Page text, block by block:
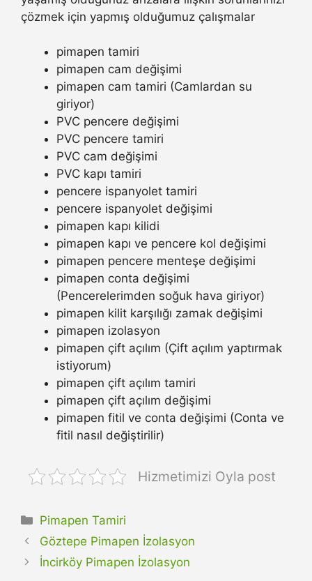
çözmek için yapmış olduğumuz çalışmalar
pimapen tamiri
pimapen cam değişimi
pimapen cam tamiri (Camlardan su
giriyor)
PVC pencere değişimi
PVC pencere tamiri
PVC cam değişimi
PVC kapı tamiri
pencere ispanyolet tamiri
pencere ispanyolet değişimi
pimapen kapı kilidi
pimapen kapı ve pencere kol değişimi
pimapen pencere menteşe değişimi
pimapen conta değişimi
(Pencerelerimden soğuk hava giriyor)
pimapen kilit karşılığı zamak değişimi
pimapen izolasyon
pimapen çift açılım (Çift açılım yaptırmak
istiyorum)
pimapen çift açılım tamiri
pimapen çift açılım değişimi
pimapen fitil ve conta değişimi (Conta ve
fitil nasıl değiştirilir)
Hizmetimizi Oyla post
Kategoriler
Pimapen Tamiri
Göztepe Pimapen İzolasyon
İncirköy Pimapen İzolasyon